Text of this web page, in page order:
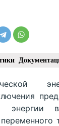
энергии